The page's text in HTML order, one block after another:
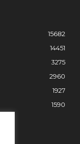
15682
14451
3275
2960
1927
1590